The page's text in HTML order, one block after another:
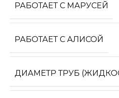
РАБОТАЕТ С МАРУСЕЙ
РАБОТАЕТ С АЛИСОЙ
ДИАМЕТР ТРУБ